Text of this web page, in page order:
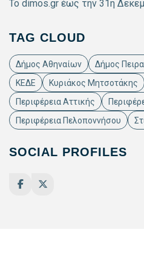
Το dimos.gr έως την 31η
TAG CLOUD
Δήμος Αθηναίων Δήμος
ΚΕΔΕ
Κυριάκος Μητσοτάκης
Περιφέρεια Αττικής
Περιφέρεια Πελοποννήσου
SOCIAL PROFILES